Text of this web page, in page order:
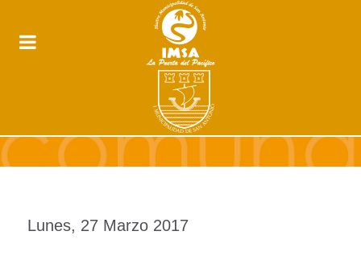
Lunes, 27 Marzo 2017